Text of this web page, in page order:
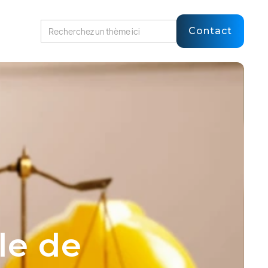
Contact
de